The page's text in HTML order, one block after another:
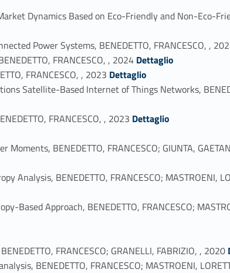
Dynamics Based on Eco-Friendly and Non-Eco-
Power Systems, BENEDETTO, FRANCESCO, ,
FRANCESCO, , 2024 Link identifier #identifier_person_181424-22
Dettaglio
FRANCESCO, , 2023Link identifier #identifier_person_73990-23
Dettaglio
Satellite-Based Internet of Things Networks,
FRANCESCO, , 2023 Link identifier #identifier_person_35243-25
Dettaglio
BENEDETTO, FRANCESCO; GIUNTA,
BENEDETTO, FRANCESCO; MASTROENI,
Approach, BENEDETTO, FRANCESCO;
FRANCESCO; GRANELLI, FABRIZIO, , 2020 Link
BENEDETTO, FRANCESCO; MASTROENI,